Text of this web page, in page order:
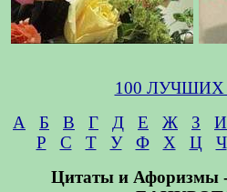
100
А
Б В Г Д Е Ж З И
Р
С Т У Ф Х Ц Ч
Цитаты и